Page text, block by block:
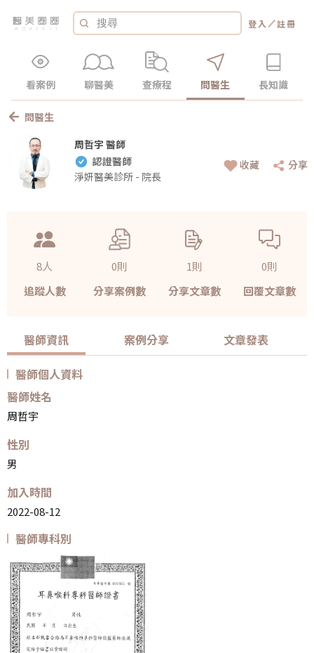
登入 ／註冊
看案例 聊醫美 查療程 問醫生 長知識
問醫生
周哲宇 醫師
認證醫師
淨妍醫美診所 - 院長
收藏 分享
8人
追蹤人數
0則
分享案例數
1則
分享文章數
0則
回覆文章數
醫師資訊 案例分享 文章發表
醫師個人資料
醫師姓名
周哲宇
性別
男
加入時間
2022-08-12
醫師專科別